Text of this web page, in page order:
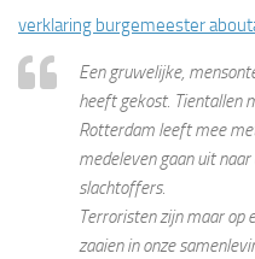
verklaring burgemeester
Een gruwelijke,
heeft gekost. Tientallen
Rotterdam leeft mee
medeleven gaan uit
slachtoffers.
Terroristen zijn maar op
zaaien in onze